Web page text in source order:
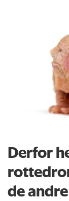
Derfor
de